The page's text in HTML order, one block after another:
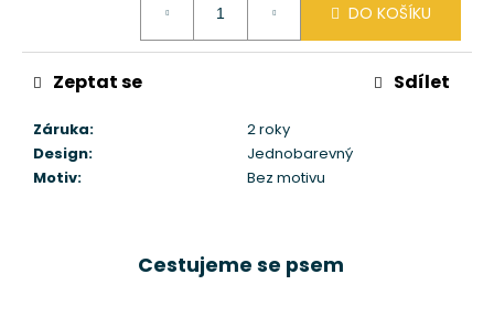
DO KOŠÍKU
Záruka:
2 roky
Design:
Jednobarevný
Motiv: Bez motivu
Zeptat se Sdílet
Cestujeme se psem